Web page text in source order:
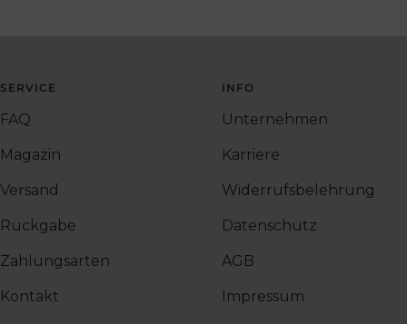
SERVICE
FAQ
Magazin
Versand
Rückgabe
Zahlungsarten
Kontakt
INFO
Unternehmen
Karriere
Widerrufsbelehrung
Datenschutz
AGB
Impressum